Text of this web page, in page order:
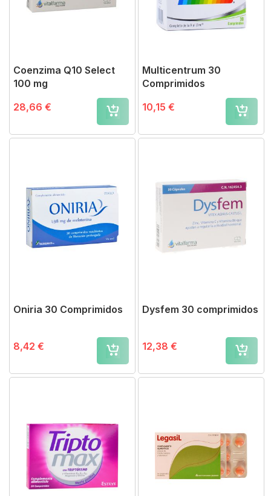
Coenzima Q10 Select
100 mg
28,66 €
Multicentrum 30
Comprimidos
10,15 €
Oniria 30 Comprimidos
8,42 €
Dysfem 30 comprimidos
12,38 €